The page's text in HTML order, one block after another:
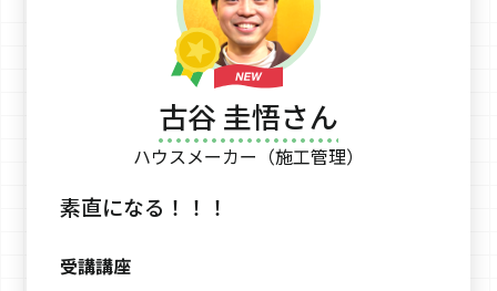
古谷 圭悟さん
ハウスメーカー（施工管理）
素直になる！！！
受講講座